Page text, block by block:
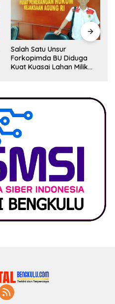
Salah Satu Unsur
Forkopimda BU Diduga
Kuat Kuasai Lahan Milik